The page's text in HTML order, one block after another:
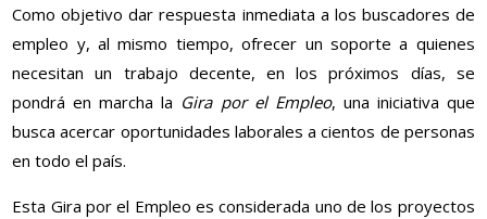
Como objetivo dar respuesta inmediata a los buscadores de
empleo y, al mismo tiempo, ofrecer un soporte a quienes
necesitan un trabajo decente, en los próximos días, se
pondrá en marcha la Gira por el Empleo, una iniciativa que
busca acercar oportunidades laborales a cientos de personas
en todo el país.
Esta Gira por el Empleo es considerada uno de los proyectos